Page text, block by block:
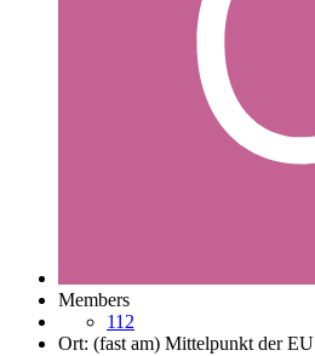
Members
112
Ort: (fast am) Mittelpunkt der EU